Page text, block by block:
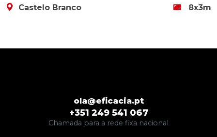
Castelo Branco 8x3m
ola@eficacia.pt
+351 249 541 067
Chamada para a rede fixa nacional